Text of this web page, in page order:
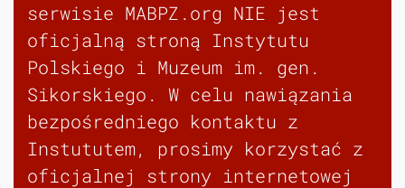
serwisie MABPZ.org NIE jest
oficjalną stroną Instytutu
Polskiego i Muzeum im. gen.
Sikorskiego. W celu nawiązania
bezpośredniego kontaktu z
Instututem, prosimy korzystać z
oficjalnej strony internetowej